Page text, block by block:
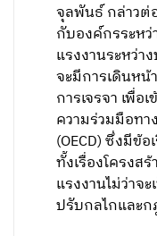
จุลพันธ์ กล่าวต่
กับองค์กรระหว่
แรงงานระหว่า
จะมีการเดินหน้
การเจรจา เพื่อ
ความร่วมมือท
(OECD) ซึ่งมีข้
ทั้งเรื่องโครงส
แรงงานไม่ว่าจ
ปรับกลไกและ